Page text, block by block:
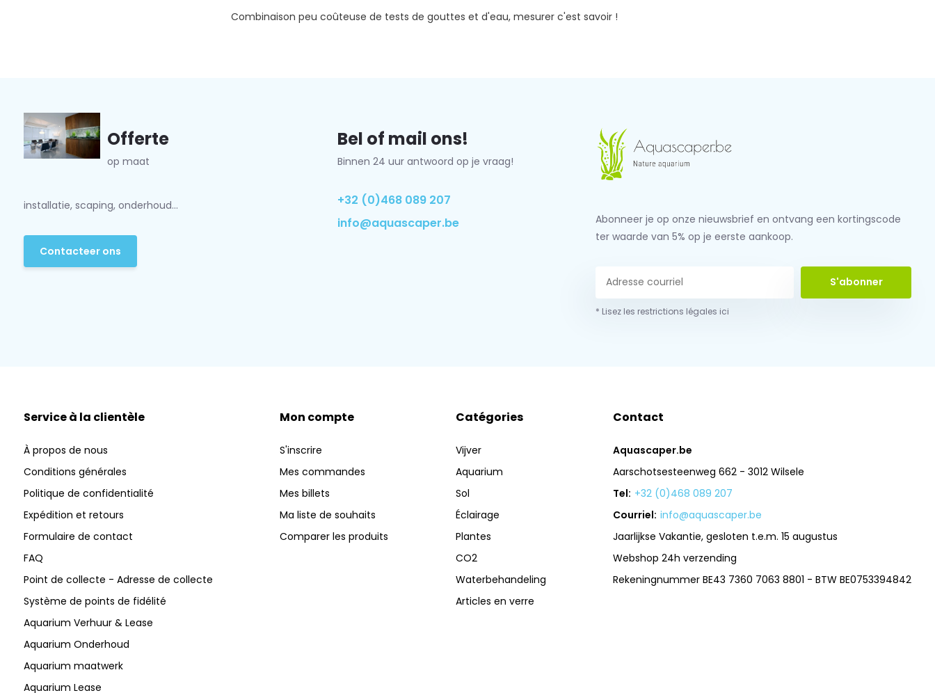
Combinaison peu coûteuse de tests de gouttes et d'eau, mesurer c'est savoir !
Offerte
op maat
installatie, scaping, onderhoud...
Contacteer ons
Bel of mail ons!
Binnen 24 uur antwoord op je vraag!
+32 (0)468 089 207
info@aquascaper.be
Abonneer je op onze nieuwsbrief en ontvang een kortingscode
ter waarde van 5% op je eerste aankoop.
S'abonner
* Lisez les restrictions légales ici
Service à la clientèle
À propos de nous
Conditions générales
Politique de confidentialité
Expédition et retours
Formulaire de contact
FAQ
Point de collecte - Adresse de collecte
Système de points de fidélité
Aquarium Verhuur & Lease
Aquarium Onderhoud
Aquarium maatwerk
Aquarium Lease
Mon compte
S'inscrire
Mes commandes
Mes billets
Ma liste de souhaits
Comparer les produits
Catégories
Vijver
Aquarium
Sol
Éclairage
Plantes
CO2
Waterbehandeling
Articles en verre
Contact
Aquascaper.be
Aarschotsesteenweg 662 - 3012 Wilsele
Tel: +32 (0)468 089 207
Courriel: info@aquascaper.be
Jaarlijkse Vakantie, gesloten t.e.m. 15 augustus
Webshop 24h verzending
Rekeningnummer BE43 7360 7063 8801 - BTW BE0753394842